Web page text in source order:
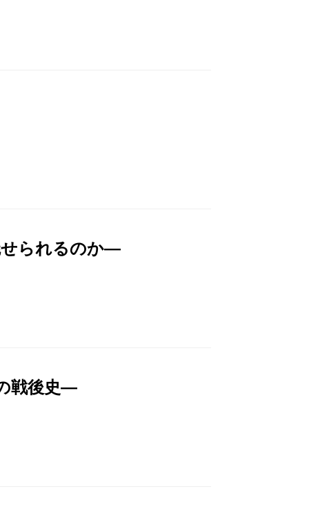
せられるのか―
戦後史―